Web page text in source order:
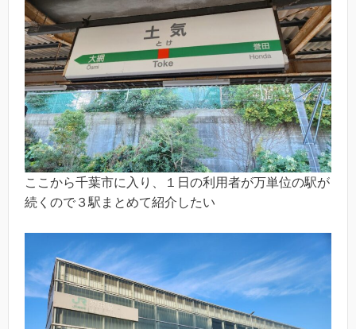
ここから千葉市に入り、１日の利用者が万単位の駅が
続くので３駅まとめて紹介したい